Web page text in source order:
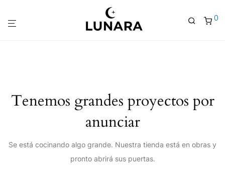
0
Tenemos grandes proyectos por
anunciar
Se está cocinando algo grande. Nuestra tienda está en obras y
pronto abrirá sus puertas.